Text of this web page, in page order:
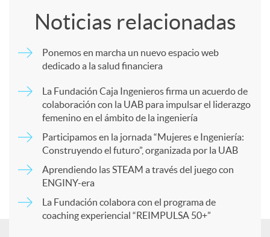
m
t
Noticias relacionadas
Ponemos en marcha un nuevo espacio web
dedicado a la salud financiera
La Fundación Caja Ingenieros firma un acuerdo de
colaboración con la UAB para impulsar el liderazgo
femenino en el ámbito de la ingeniería
Participamos en la jornada “Mujeres e Ingeniería:
Construyendo el futuro”, organizada por la UAB
Aprendiendo las STEAM a través del juego con
ENGINY-era
La Fundación colabora con el programa de
coaching experiencial “REIMPULSA 50+”